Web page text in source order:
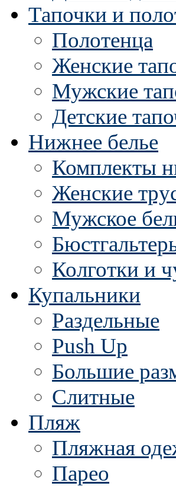
Тапочки и
Полотенца
Женские
Мужские
Детские
Нижнее белье
Комплекты
Женские
Мужское
Колготки и
Купальники
Раздельные
Push Up
Большие
Слитные
Пляж
Пляжная
Парео